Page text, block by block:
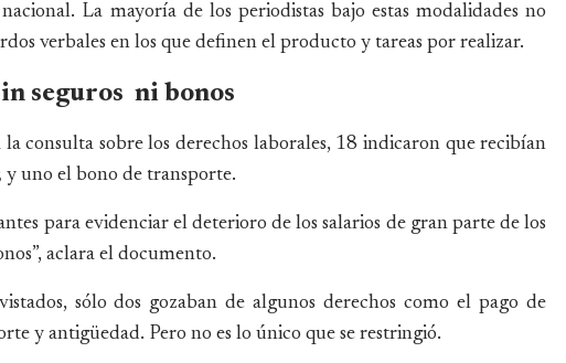
La mayoría de los periodistas bajo estas modalidades no
verbales en los que definen el producto y tareas por realizar.
seguros ni bonos
consulta sobre los derechos laborales, 18 indicaron que recibían
uno el bono de transporte.
para evidenciar el deterioro de los salarios de gran parte de los
aclara el documento.
sólo dos gozaban de algunos derechos como el pago de
y antigüedad. Pero no es lo único que se restringió.